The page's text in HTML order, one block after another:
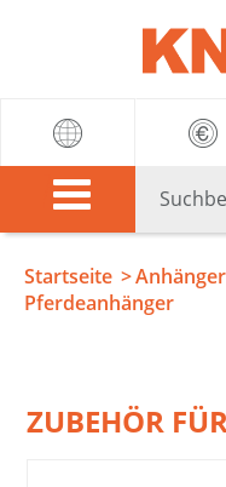
Startseite
Pferdeanhänger
ZUBEHÖR